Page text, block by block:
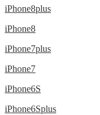
iPhone8plus
iPhone8
iPhone7plus
iPhone7
iPhone6S
iPhone6Splus